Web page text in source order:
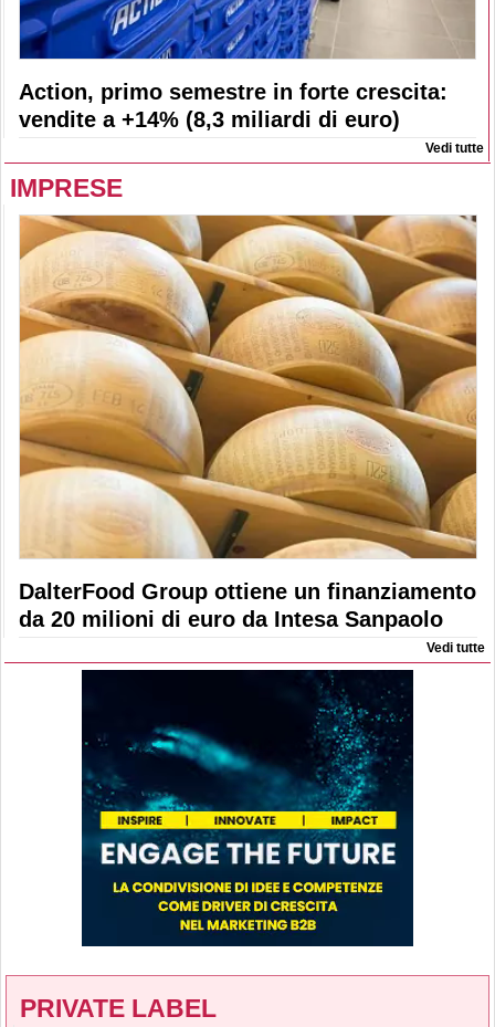
Action, primo semestre in forte crescita:
vendite a +14% (8,3 miliardi di euro)
Vedi tutte
IMPRESE
DalterFood Group ottiene un finanziamento
da 20 milioni di euro da Intesa Sanpaolo
Vedi tutte
PRIVATE LABEL